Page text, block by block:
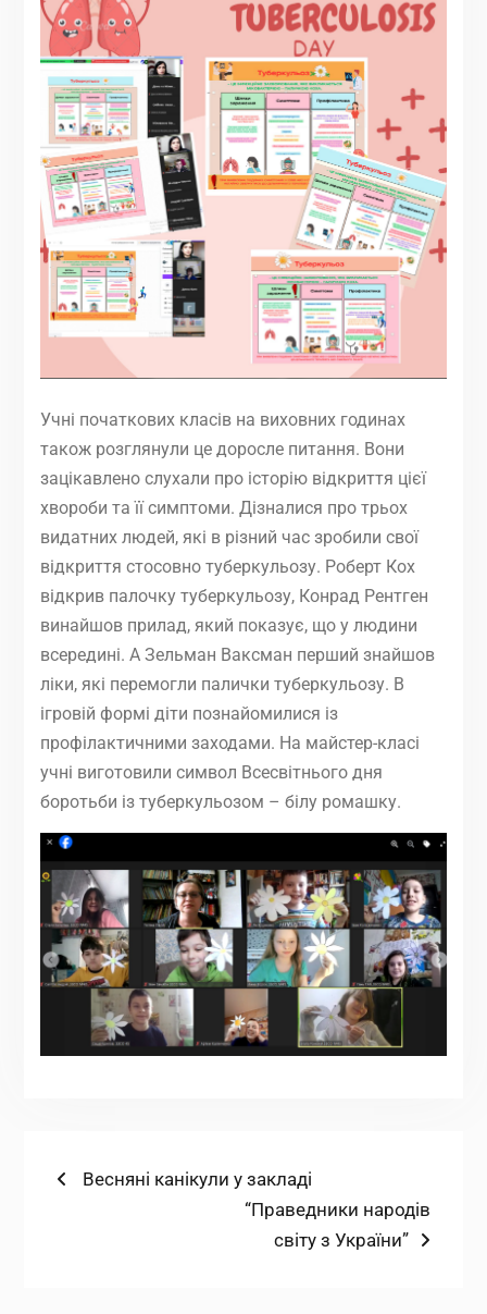
Учні початкових класів на виховних годинах
також розглянули це доросле питання. Вони
зацікавлено слухали про історію відкриття цієї
хвороби та її симптоми. Дізналися про трьох
видатних людей, які в різний час зробили свої
відкриття стосовно туберкульозу. Роберт Кох
відкрив палочку туберкульозу, Конрад Рентген
винайшов прилад, який показує, що у людини
всередині. А Зельман Ваксман перший знайшов
ліки, які перемогли палички туберкульозу. В
ігровій формі діти познайомилися із
профілактичними заходами. На майстер-класі
учні виготовили символ Всесвітнього дня
боротьби із туберкульозом – білу ромашку.
Навігація
Попередній
Весняні канікули у закладі
Наступний
запис:
“Праведники народів
світу з України”